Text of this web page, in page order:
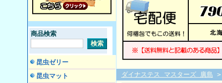
商品検索
昆虫ゼリー
昆虫マット
ダイナステス マスターズ 廣島